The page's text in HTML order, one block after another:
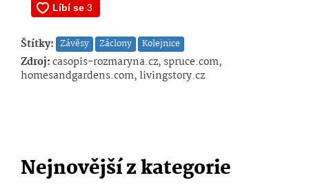
Štítky: Závěsy Záclony Kolejnice
Zdroj:casopis-rozmaryna.cz, spruce.com,
homesandgardens.com, livingstory.cz
Nejnovější z kategorie